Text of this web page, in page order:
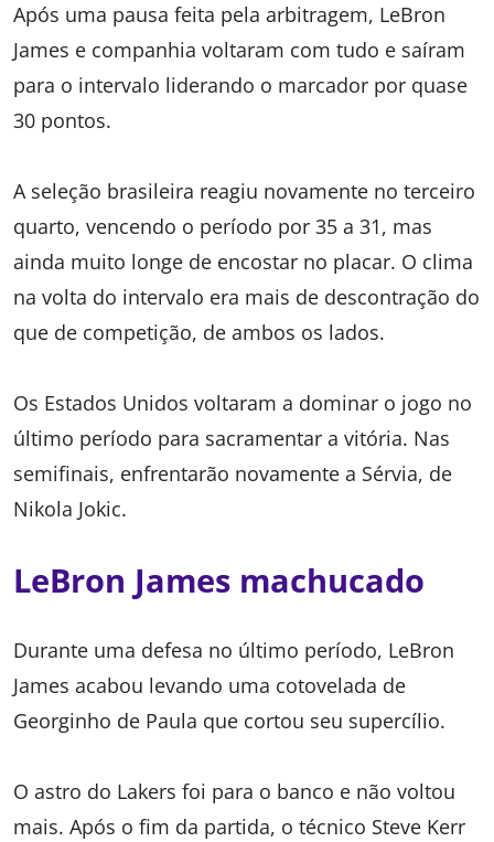
Após uma pausa feita pela arbitragem, LeBron
James e companhia voltaram com tudo e saíram
para o intervalo liderando o marcador por quase
30 pontos.
A seleção brasileira reagiu novamente no terceiro
quarto, vencendo o período por 35 a 31, mas
ainda muito longe de encostar no placar. O clima
na volta do intervalo era mais de descontração do
que de competição, de ambos os lados.
Os Estados Unidos voltaram a dominar o jogo no
último período para sacramentar a vitória. Nas
semifinais, enfrentarão novamente a Sérvia, de
Nikola Jokic.
LeBron James machucado
Durante uma defesa no último período, LeBron
James acabou levando uma cotovelada de
Georginho de Paula que cortou seu supercílio.
O astro do Lakers foi para o banco e não voltou
mais. Após o fim da partida, o técnico Steve Kerr